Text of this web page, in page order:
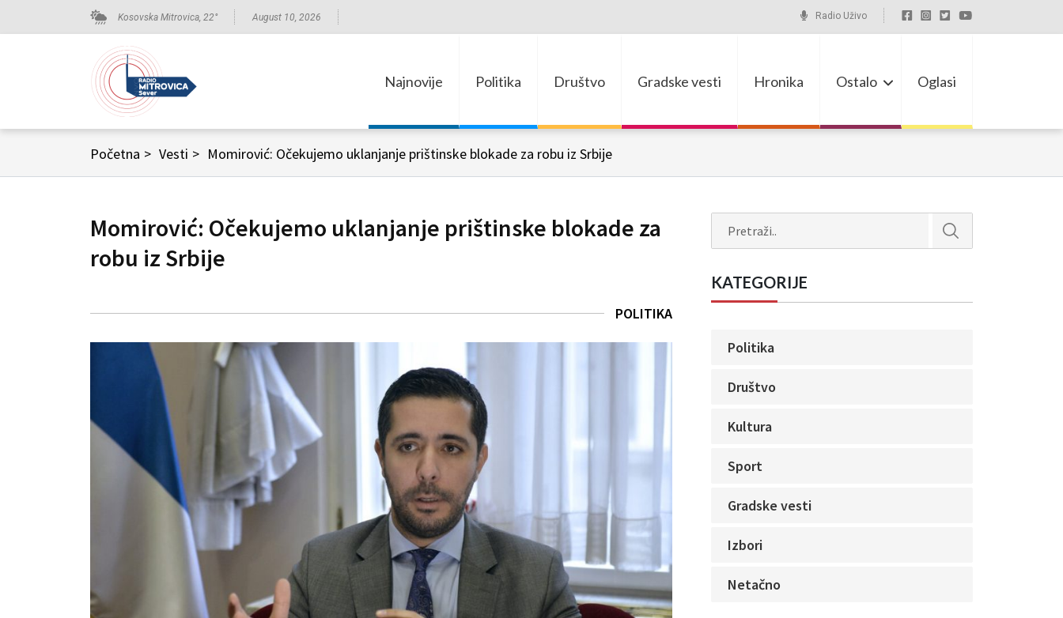
Kosovska Mitrovica, 22° August 10, 2026 Radio Uživo
Najnovije Politika Društvo Gradske vesti Hronika Ostalo Oglasi
Početna > Vesti > Momirović: Očekujemo uklanjanje prištinske blokade za robu iz Srbije
Momirović: Očekujemo uklanjanje prištinske blokade za
robu iz Srbije
POLITIKA
KATEGORIJE
Politika
Društvo
Kultura
Sport
Gradske vesti
Izbori
Netačno